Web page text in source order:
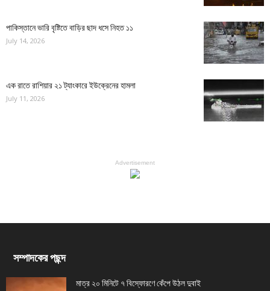
পাকিস্তানে ভারি বৃষ্টিতে বাড়ির ছাদ ধসে নিহত ১১
July 14, 2026
এক রাতে রাশিয়ার ২১ ট্যাংকারে ইউক্রেনের হামলা
July 11, 2026
Advertisement
সম্পাদকের পছন্দ
মাত্র ২০ মিনিটে ৭ বিস্ফোরণে কেঁপে উঠল দুবাই